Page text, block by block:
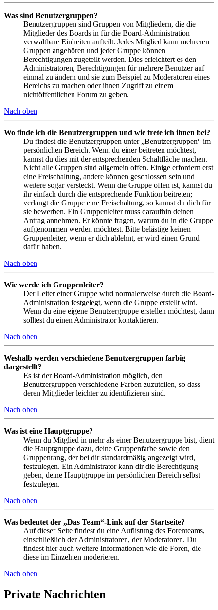
Was sind Benutzergruppen?
Benutzergruppen sind Gruppen von Mitgliedern, die die
Mitglieder des Boards in für die Board-Administration
verwaltbare Einheiten aufteilt. Jedes Mitglied kann mehreren
Gruppen angehören und jeder Gruppe können
Berechtigungen zugeteilt werden. Dies erleichtert es den
Administratoren, Berechtigungen für mehrere Benutzer auf
einmal zu ändern und sie zum Beispiel zu Moderatoren eines
Bereichs zu machen oder ihnen Zugriff zu einem
nichtöffentlichen Forum zu geben.
Nach oben
Wo finde ich die Benutzergruppen und wie trete ich ihnen bei?
Du findest die Benutzergruppen unter „Benutzergruppen“ im
persönlichen Bereich. Wenn du einer beitreten möchtest,
kannst du dies mit der entsprechenden Schaltfläche machen.
Nicht alle Gruppen sind allgemein offen. Einige erfordern erst
eine Freischaltung, andere können geschlossen sein und
weitere sogar versteckt. Wenn die Gruppe offen ist, kannst du
ihr einfach durch die entsprechende Funktion beitreten;
verlangt die Gruppe eine Freischaltung, so kannst du dich für
sie bewerben. Ein Gruppenleiter muss daraufhin deinen
Antrag annehmen. Er könnte fragen, warum du in die Gruppe
aufgenommen werden möchtest. Bitte belästige keinen
Gruppenleiter, wenn er dich ablehnt, er wird einen Grund
dafür haben.
Nach oben
Wie werde ich Gruppenleiter?
Der Leiter einer Gruppe wird normalerweise durch die Board-
Administration festgelegt, wenn die Gruppe erstellt wird.
Wenn du eine eigene Benutzergruppe erstellen möchtest, dann
solltest du einen Administrator kontaktieren.
Nach oben
Weshalb werden verschiedene Benutzergruppen farbig
dargestellt?
Es ist der Board-Administration möglich, den
Benutzergruppen verschiedene Farben zuzuteilen, so dass
deren Mitglieder leichter zu identifizieren sind.
Nach oben
Was ist eine Hauptgruppe?
Wenn du Mitglied in mehr als einer Benutzergruppe bist, dient
die Hauptgruppe dazu, deine Gruppenfarbe sowie den
Gruppenrang, der bei dir standardmäßig angezeigt wird,
festzulegen. Ein Administrator kann dir die Berechtigung
geben, deine Hauptgruppe im persönlichen Bereich selbst
festzulegen.
Nach oben
Was bedeutet der „Das Team“-Link auf der Startseite?
Auf dieser Seite findest du eine Auflistung des Forenteams,
einschließlich der Administratoren, der Moderatoren. Du
findest hier auch weitere Informationen wie die Foren, die
diese im Einzelnen moderieren.
Nach oben
Private Nachrichten